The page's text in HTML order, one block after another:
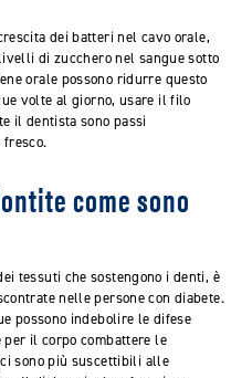
dei batteri nel cavo orale,
di zucchero nel sangue sotto
orale possono ridurre questo
volte al giorno, usare il filo
il dentista sono passi
fresco.
come sono
tessuti che sostengono i denti, è
nelle persone con diabete.
possono indebolire le difese
il corpo combattere le
sono più suscettibili alle